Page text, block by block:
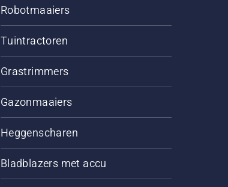
Robotmaaiers
Tuintractoren
Grastrimmers
Gazonmaaiers
Heggenscharen
Bladblazers met accu